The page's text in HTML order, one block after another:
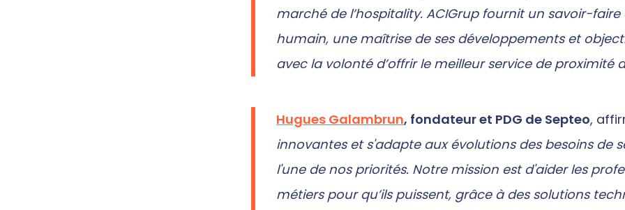
marché de l’hospitality. ACIGrup fournit un savoir-
humain, une maîtrise de ses développements et
avec la volonté d’offrir le meilleur service de
Hugues Galambrun, fondateur et PDG de Septeo,
innovantes et s'adapte aux évolutions des besoins de
l'une de nos priorités. Notre mission est d'aider les
métiers pour qu’ils puissent, grâce à des solutions